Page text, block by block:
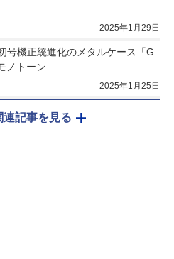
2025年1月29日
号機正統進化のメタルケース「G
ノトーン
2025年1月25日
連記事を見る